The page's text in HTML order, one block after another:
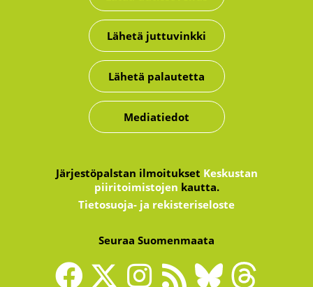
Lähetä juttuvinkki
Lähetä palautetta
Mediatiedot
Järjestöpalstan ilmoitukset Keskustan
piiritoimistojen kautta.
Tietosuoja- ja rekisteriseloste
Seuraa Suomenmaata